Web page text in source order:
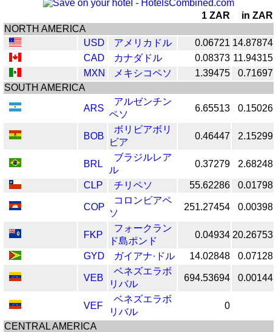
1 ZAR
in ZAR
NORTH AMERICA
USD
アメリカドル 0.06721 14.87874
CAD
カナダドル 0.08373 11.94315
MXN
メキシコペソ 1.39475
0.71697
SOUTH AMERICA
ARS
アルゼンチン
ペソ
6.65513 0.15026
BOB
ボリビアボリ
ビア
0.46447 2.15299
BRL
ブラジルレア
ル
0.37279 2.68248
CLP チリペソ 55.62286 0.01798
COP
コロンビアペ
ソ
251.27454 0.00398
FKP
フォークラン
ド島ポンド
0.04934 20.26753
GYD ガイアナ·ドル 14.02848 0.07128
VEB
ベネズエラボ
リバル
694.53694 0.00144
VEF
ベネズエラボ
リバル
0
CENTRAL AMERICA